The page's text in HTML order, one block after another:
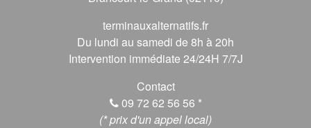
terminauxalternatifs.fr
Du lundi au samedi de 8h à 20h
Intervention immédiate 24/24H 7/7J
Contact
09 72 62 56 56 *
(* prix d'un appel local)